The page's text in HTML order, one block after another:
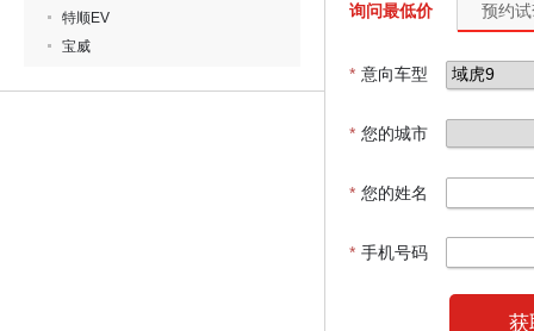
特顺EV
宝威
询问最低价 预约
* 意向车型
* 您的城市
* 您的姓名
* 手机号码
获